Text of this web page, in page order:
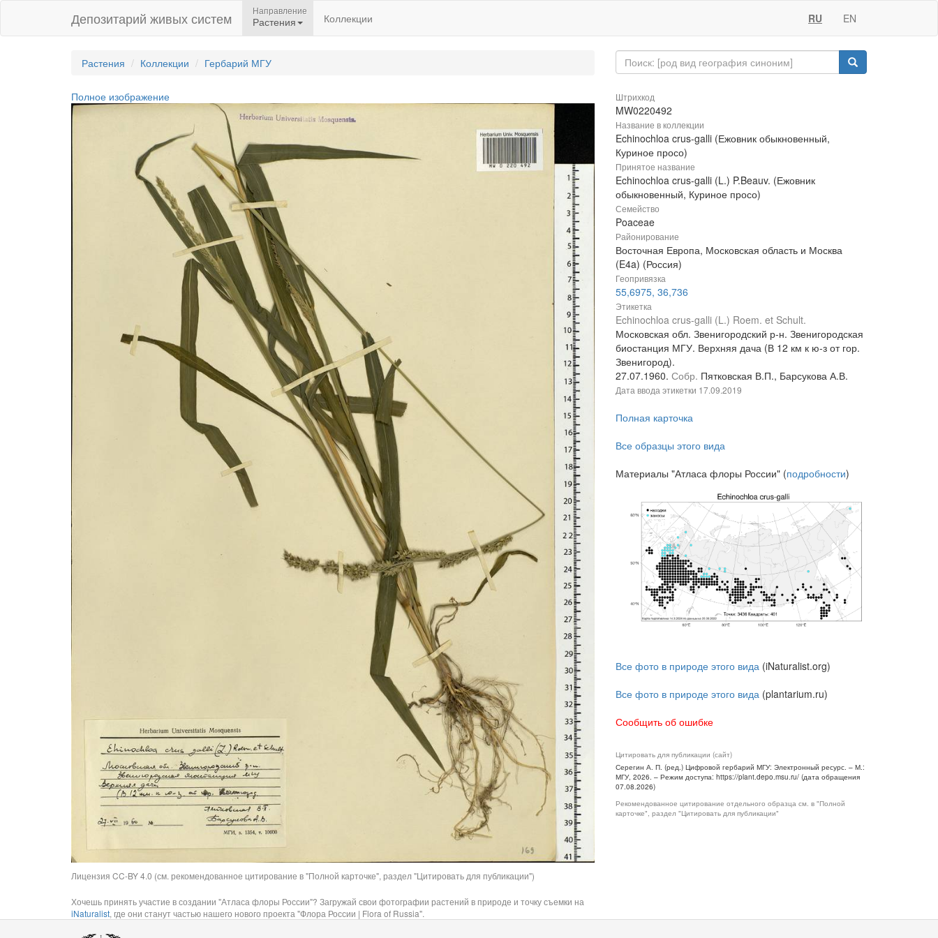
Депозитарий живых систем Направление
Растения Коллекции RU EN
Растения Коллекции Гербарий МГУ
Полное изображение
Лицензия CC-BY 4.0 (см. рекомендованное цитирование в "Полной карточке", раздел "Цитировать для публикации")
Хочешь принять участие в создании "Атласа флоры России"? Загружай свои фотографии растений в природе и точку съемки на
iNaturalist, где они станут частью нашего нового проекта "Флора России | Flora of Russia".
Штрихкод
MW0220492
Название в коллекции
Echinochloa crus-galli (Ежовник обыкновенный,
Куриное просо)
Принятое название
Echinochloa crus-galli (L.) P.Beauv. (Ежовник
обыкновенный, Куриное просо)
Семейство
Poaceae
Районирование
Восточная Европа, Московская область и Москва
(E4a) (Россия)
Геопривязка
55,6975, 36,736
Этикетка
Echinochloa crus-galli (L.) Roem. et Schult.
Московская обл. Звенигородский р-н. Звенигородская
биостанция МГУ. Верхняя дача (В 12 км к ю-з от гор.
Звенигород).
27.07.1960. Собр. Пятковская В.П., Барсукова А.В.
Дата ввода этикетки 17.09.2019
Полная карточка
Все образцы этого вида
Материалы "Атласа флоры России" (подробности)
Все фото в природе этого вида (iNaturalist.org)
Все фото в природе этого вида (plantarium.ru)
Сообщить об ошибке
Цитировать для публикации (сайт)
Серегин А. П. (ред.) Цифровой гербарий МГУ: Электронный ресурс. – М.:
МГУ, 2026. – Режим доступа: https://plant.depo.msu.ru/ (дата обращения
07.08.2026)
Рекомендованное цитирование отдельного образца см. в "Полной
карточке", раздел "Цитировать для публикации"